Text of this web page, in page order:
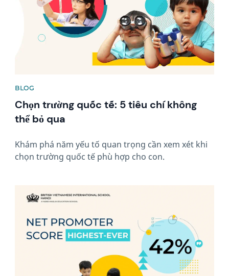
BLOG
Chọn trường quốc tế: 5 tiêu chí không
thể bỏ qua
Khám phá năm yếu tố quan trọng cần xem xét khi
chọn trường quốc tế phù hợp cho con.